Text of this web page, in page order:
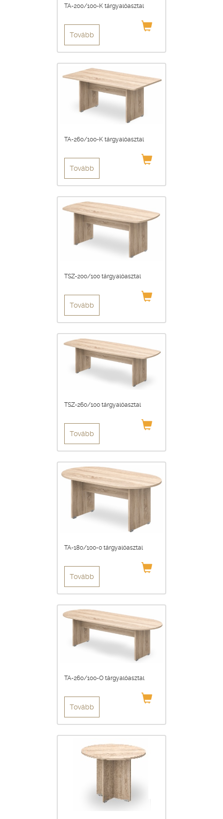
TA-200/100-K tárgyalóasztal
Tovább
TA-260/100-K tárgyalóasztal
Tovább
TSZ-200/100 tárgyalóasztal
Tovább
TSZ-260/100 tárgyalóasztal
Tovább
TA-180/100-0 tárgyalóasztal
Tovább
TA-260/100-O tárgyalóasztal
Tovább